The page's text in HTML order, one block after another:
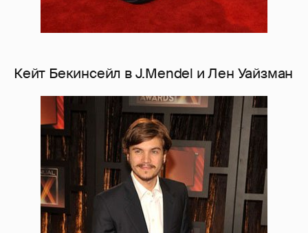
Кейт Бекинсейл в J.Mendel и Лен Уайзман